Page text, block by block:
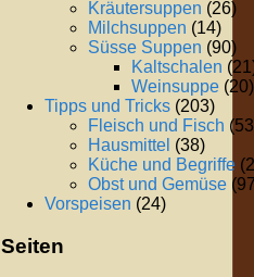
Kräutersuppen (26)
Milchsuppen (14)
Süsse Suppen (90)
Kaltschalen
Weinsuppe (20)
Tipps und Tricks (203)
Fleisch und Fisch
Hausmittel (38)
Küche und Begriffe
Obst und Gemüse
Vorspeisen (24)
Seiten